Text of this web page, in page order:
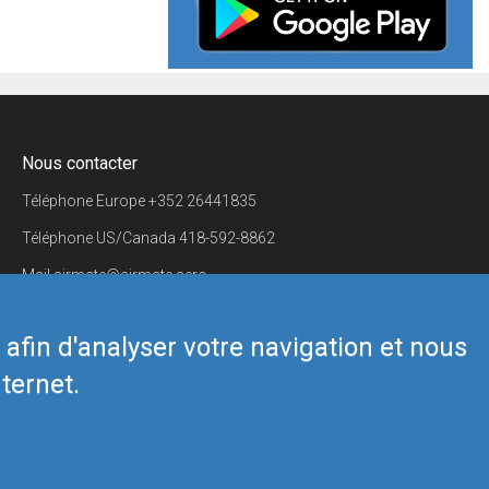
d'analyser votre navigation et nous
Nous contacter
Téléphone Europe+352 26441835
Téléphone US/Canada 418-592-8862
Mailairmate@airmate.aero